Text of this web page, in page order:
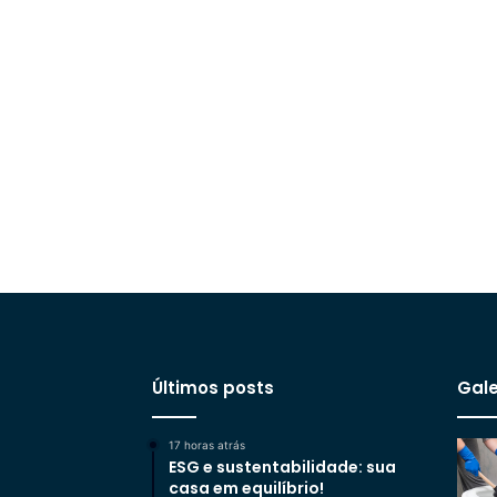
Últimos posts
17 horas atrás
ESG e sustentabilidade: sua
casa em equilíbrio!